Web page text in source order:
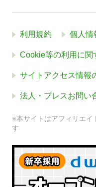
利用規約 個人情
Cookie等の利用に関
サイトアクセス情報
法人・プレスお問い
※本サイトはアフィリエイ
す